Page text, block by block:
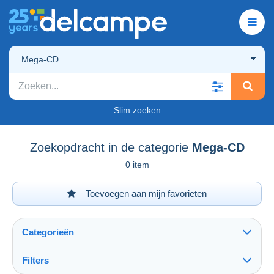
Mega-CD
Slim zoeken
Zoekopdracht in de categorie Mega-CD
0 item
Toevoegen aan mijn favorieten
Categorieën
Filters